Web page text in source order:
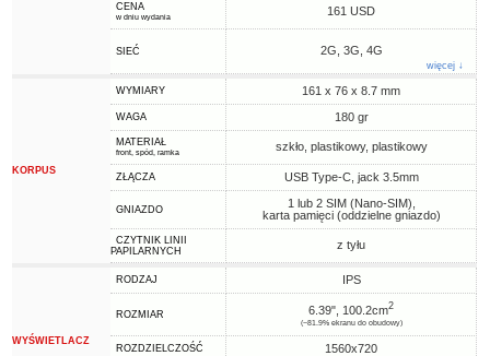
CENA
w dniu wydania 161 USD
SIEĆ 2G, 3G, 4G
więcej ↓
KORPUS
WYMIARY 161 x 76 x 8.7 mm
WAGA 180 gr
MATERIAŁ
front, spód, ramka szkło, plastikowy, plastikowy
ZŁĄCZA USB Type-C, jack 3.5mm
GNIAZDO
1 lub 2 SIM (Nano-SIM),
karta pamięci (oddzielne gniazdo)
CZYTNIK LINII
PAPILARNYCH
z tyłu
WYŚWIETLACZ
RODZAJ IPS
ROZMIAR 6.39", 100.2cm2
(~81.9% ekranu do obudowy)
ROZDZIELCZOŚĆ 1560x720